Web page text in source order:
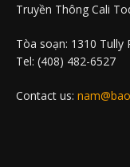
Truyền Thông Cali
Tòa soạn: 1310 Tully
Tel: (408) 482-6527
Contact us: